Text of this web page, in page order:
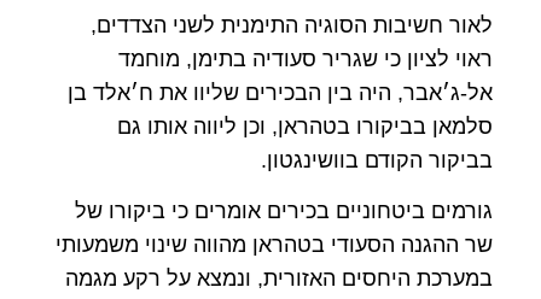
לאור חשיבות הסוגיה התימנית לשני הצדדים,
ראוי לציון כי שגריר סעודיה בתימן, מוחמד
אל-ג׳אבר, היה בין הבכירים שליוו את ח׳אלד בן
סלמאן בביקורו בטהראן, וכן ליווה אותו גם
בביקור הקודם בוושינגטון.
גורמים ביטחוניים בכירים אומרים כי ביקורו של
שר ההגנה הסעודי בטהראן מהווה שינוי משמעותי
במערכת היחסים האזורית, ונמצא על רקע מגמה